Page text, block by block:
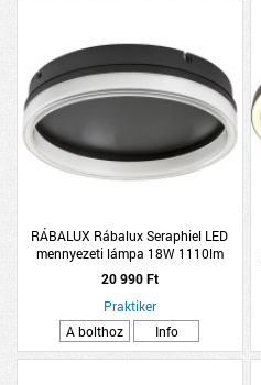
RÁBALUX Rábalux Seraphiel LED
mennyezeti lámpa 18W 1110lm
3000-6500K IP20 D33cm
fekete/fehér
20 990 Ft
Praktiker
A bolthoz
Info